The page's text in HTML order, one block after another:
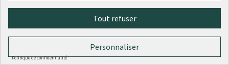
Boite à jeux / Boite à livres près des
écoles Quartier Saint Rambert
Tout refuser
Personnaliser
Politique de confidentialité